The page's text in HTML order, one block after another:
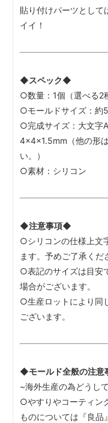
貼り付けパーツとして
イイ！
◆スペック◆
○数量：1個（選べる2
○モールドサイズ：約
○完成サイズ：大文
4×4×1.5mm（他の形
い。）
○素材：シリコン
◆注意事項◆
○シリコンの仕様上文
ます。予めご了承くだ
○表記のサイズは目安
場合がございます。
○生産ロットにより同
ございます。
◆モールド全般の注
~海外生産の為どうし
○やすりやコーティン
ものについては『良品